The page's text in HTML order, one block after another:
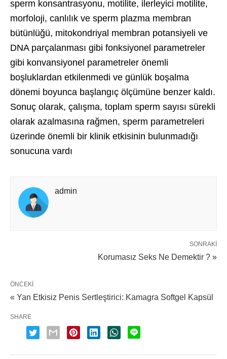
sperm konsantrasyonu, motilite, ilerleyici motilite,
morfoloji, canlılık ve sperm plazma membran
bütünlüğü, mitokondriyal membran potansiyeli ve
DNA parçalanması gibi fonksiyonel parametreler
gibi konvansiyonel parametreler önemli
boşluklardan etkilenmedi ve günlük boşalma
dönemi boyunca başlangıç ölçümüne benzer kaldı.
Sonuç olarak, çalışma, toplam sperm sayısı sürekli
olarak azalmasına rağmen, sperm parametreleri
üzerinde önemli bir klinik etkisinin bulunmadığı
sonucuna vardı
admin
SONRAKI
Korumasız Seks Ne Demektir ? »
ÖNCEKI
« Yan Etkisiz Penis Sertleştirici: Kamagra Softgel Kapsül
SHARE